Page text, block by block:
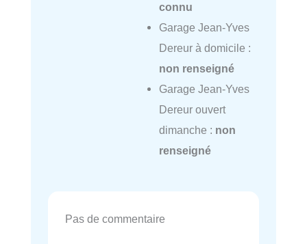
connu
Garage Jean-Yves
Dereur à domicile :
non renseigné
Garage Jean-Yves
Dereur ouvert
dimanche : non
renseigné
Pas de commentaire